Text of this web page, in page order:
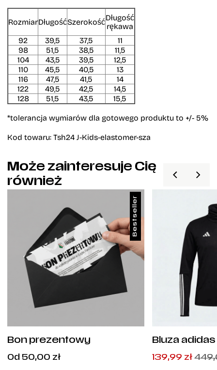
RozmiarDługośćSzerokośćDługość
rękawa
92
39,5 37,5
11
98
51,5 38,5
11,5
104
43,5 39,5
12,5
110
45,5 40,5
13
116
47,5 41,5
14
122
49,5 42,5
14,5
128
51,5 43,5
15,5
*tolerancja wymiarów dla gotowego produktu to +/- 5%
Kod towaru: Tsh24 J-Kids-elastomer-sza
Może zainteresuje Cię
również
Bestseller
Bon prezentowy
Od 50,00 złCena
Bluza
Pierwotna
Aktualna
139,99 zł